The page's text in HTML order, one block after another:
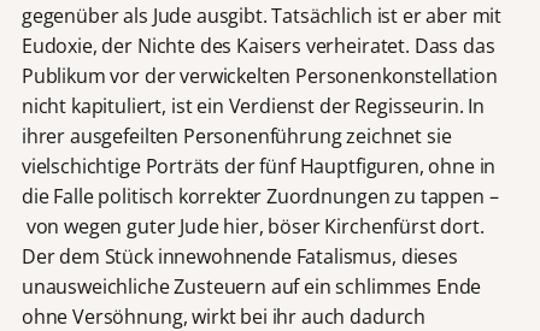
gegenüber als Jude ausgibt. Tatsächlich ist er aber mit
Eudoxie, der Nichte des Kaisers verheiratet. Dass das
Publikum vor der verwickelten Personenkonstellation
nicht kapituliert, ist ein Verdienst der Regisseurin. In
ihrer ausgefeilten Personenführung zeichnet sie
vielschichtige Porträts der fünf Hauptfiguren, ohne in
die Falle politisch korrekter Zuordnungen zu tappen –
von wegen guter Jude hier, böser Kirchenfürst dort.
Der dem Stück innewohnende Fatalismus, dieses
unausweichliche Zusteuern auf ein schlimmes Ende
ohne Versöhnung, wirkt bei ihr auch dadurch